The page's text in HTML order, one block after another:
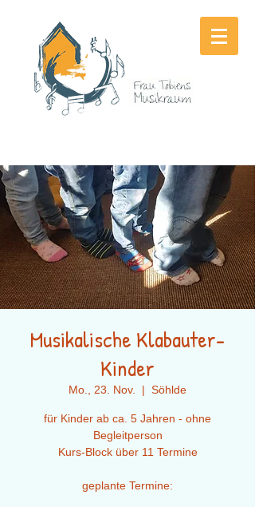
Musikalische Klabauter-
Kinder
Mo., 23. Nov.
  |
Söhlde
für Kinder ab ca. 5 Jahren - ohne
Begleitperson
Kurs-Block über 11 Termine
geplante Termine: